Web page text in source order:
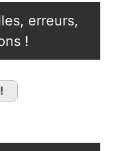
erreurs,
!